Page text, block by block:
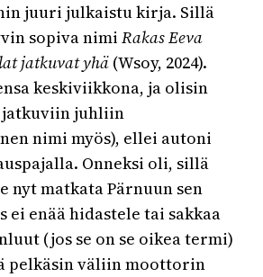
juuri julkaistu kirja. Sillä
sopiva nimiRakas Eeva
jatkuvat yhä (Wsoy, 2024).
keskiviikkona, ja olisin
juhliin
nimi myös), ellei autoni
Onneksi oli, sillä
nyt matkata Pärnuun sen
ei enää hidastele tai sakkaa
(jos se on se oikea termi)
pelkäsin väliin moottorin